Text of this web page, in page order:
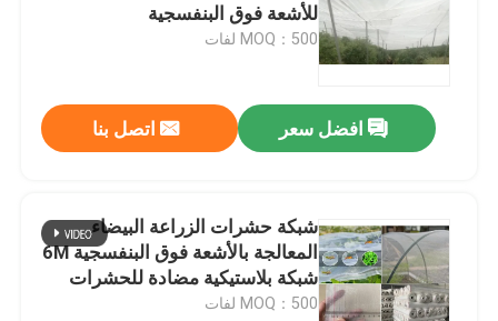
للأشعة فوق البنفسجية
MOQ：500 لفات
افضل سعر اتصل بنا
شبكة حشرات الزراعة البيضاء
المعالجة بالأشعة فوق البنفسجية 6M
شبكة بلاستيكية مضادة للحشرات
MOQ：500 لفات